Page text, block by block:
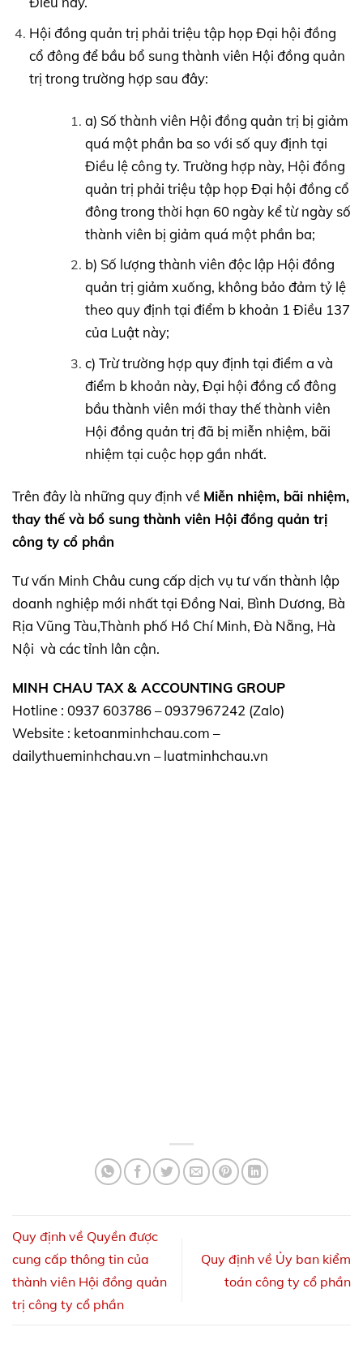
Hội đồng quản trị phải triệu tập họp Đại hội đồng
cổ đông để bầu bổ sung thành viên Hội đồng quản
trị trong trường hợp sau đây:
a) Số thành viên Hội đồng quản trị bị giảm
quá một phần ba so với số quy định tại
Điều lệ công ty. Trường hợp này, Hội đồng
quản trị phải triệu tập họp Đại hội đồng cổ
đông trong thời hạn 60 ngày kể từ ngày số
thành viên bị giảm quá một phần ba;
b) Số lượng thành viên độc lập Hội đồng
quản trị giảm xuống, không bảo đảm tỷ lệ
theo quy định tại điểm b khoản 1 Điều 137
của Luật này;
c) Trừ trường hợp quy định tại điểm a và
điểm b khoản này, Đại hội đồng cổ đông
bầu thành viên mới thay thế thành viên
Hội đồng quản trị đã bị miễn nhiệm, bãi
nhiệm tại cuộc họp gần nhất.
Trên đây là những quy định về Miễn nhiệm, bãi nhiệm,
thay thế và bổ sung thành viên Hội đồng quản trị
công ty cổ phần
Tư vấn Minh Châu cung cấp dịch vụ tư vấn thành lập
doanh nghiệp mới nhất tại Đồng Nai, Bình Dương, Bà
Rịa Vũng Tàu,Thành phố Hồ Chí Minh, Đà Nẵng, Hà
Nội và các tỉnh lân cận.
MINH CHAU TAX & ACCOUNTING GROUP
Hotline : 0937 603786 – 0937967242 (Zalo)
Website : ketoanminhchau.com –
dailythueminhchau.vn – luatminhchau.vn
Quy định về Quyền được
cung cấp thông tin của
thành viên Hội đồng quản
trị công ty cổ phần
Quy định về Ủy ban kiểm
toán công ty cổ phần